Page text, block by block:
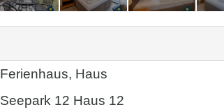
Ferienhaus, Haus
Seepark 12 Haus 12